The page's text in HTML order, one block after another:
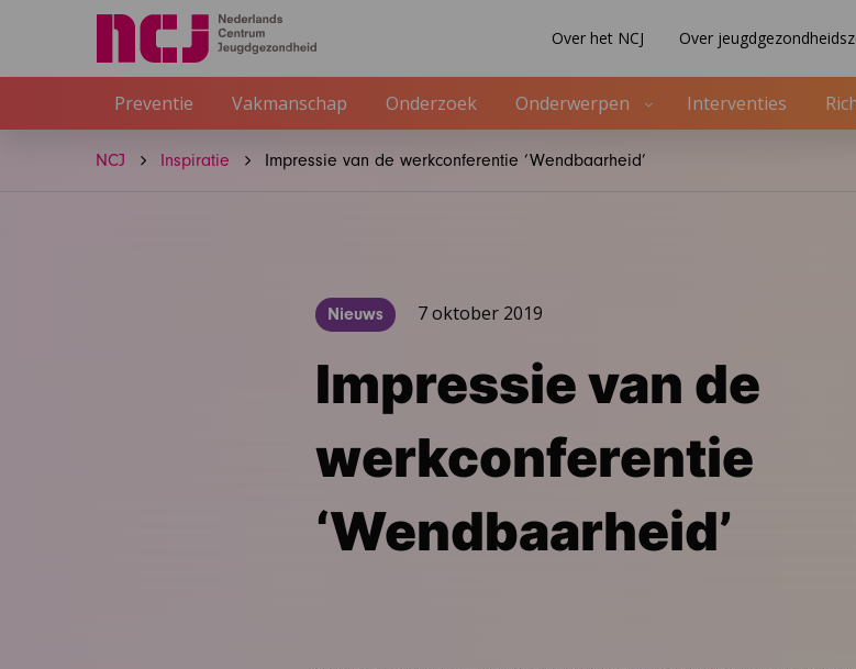
Over het NCJ Over
Preventie Vakmanschap Onderzoek Onderwerpen Interventies
NCJ Inspiratie Impressie van de werkconferentie ‘Wendbaarheid’
Nieuws 7 oktober 2019
Impressie van de
werkconferentie
‘Wendbaarheid’